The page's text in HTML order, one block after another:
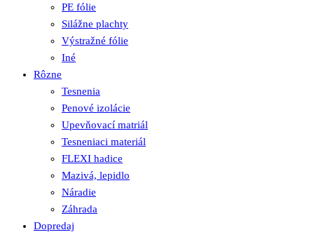
PE fólie
Silážne plachty
Výstražné fólie
Iné
Rôzne
Tesnenia
Penové izolácie
Upevňovací matriál
Tesneniaci materiál
FLEXI hadice
Mazivá, lepidlo
Náradie
Záhrada
Dopredaj